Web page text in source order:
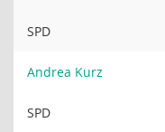
SPD
Andrea Kurz
SPD